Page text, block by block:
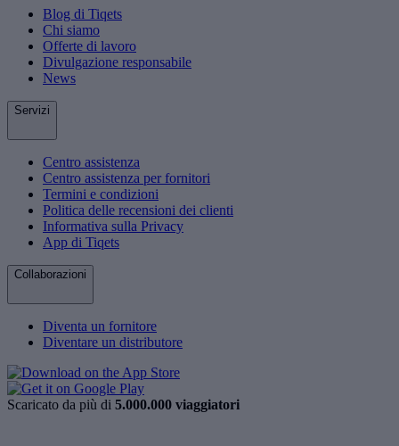
Blog di Tiqets
Chi siamo
Offerte di lavoro
Divulgazione responsabile
News
Servizi
Centro assistenza
Centro assistenza per fornitori
Termini e condizioni
Politica delle recensioni dei clienti
Informativa sulla Privacy
App di Tiqets
Collaborazioni
Diventa un fornitore
Diventare un distributore
Scaricato da più di 5.000.000 viaggiatori